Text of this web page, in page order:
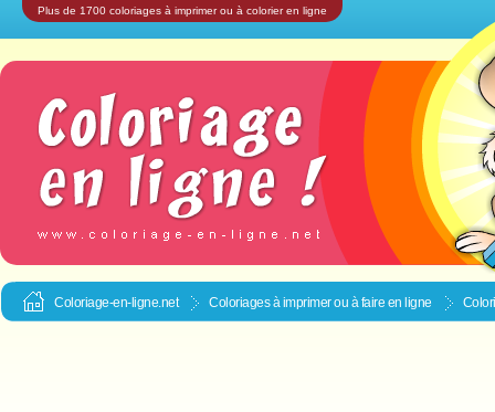
Plus de 1700 coloriages à imprimer ou à colorier en ligne
Coloriage-en-ligne.net Coloriages à imprimer ou à faire en ligne